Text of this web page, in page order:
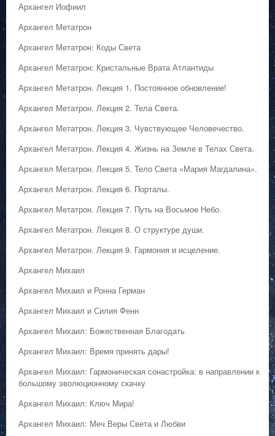
Архангел Иофиил
Архангел Метатрон
Архангел Метатрон: Коды Света
Архангел Метатрон: Кристальные Врата Атлантиды
Архангел Метатрон. Лекция 1. Постоянное обновление!
Архангел Метатрон. Лекция 2. Тела Света.
Архангел Метатрон. Лекция 3. Чувствующее Человечество.
Архангел Метатрон. Лекция 4. Жизнь на Земле в Телах Света.
Архангел Метатрон. Лекция 5. Тело Света «Мария Магдалина».
Архангел Метатрон. Лекция 6. Порталы.
Архангел Метатрон. Лекция 7. Путь на Восьмое Небо.
Архангел Метатрон. Лекция 8. О структуре души.
Архангел Метатрон. Лекция 9. Гармония и исцеление.
Архангел Михаил
Архангел Михаил и Ронна Герман
Архангел Михаил и Силия Фенн
Архангел Михаил: Божественная Благодать
Архангел Михаил: Время принять дары!
Архангел Михаил: Гармоническая сонастройка: в направлении к
большому эволюционному скачку
Архангел Михаил: Ключ Мира!
Архангел Михаил: Меч Веры Света и Любви